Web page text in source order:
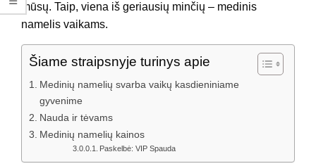
mūsų. Taip, viena iš geriausių minčių – medinis
namelis vaikams.
Šiame straipsnyje turinys apie
Medinių namelių svarba vaikų kasdieniniame
gyvenime
Nauda ir tėvams
Medinių namelių kainos
Paskelbė: VIP Spauda